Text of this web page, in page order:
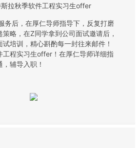
拉秋季软件工程实习生offer
务后，在厚仁导师指导下，反复打磨
略，在Z同学拿到公司面试邀请后，
培训，精心斟酌每一封往来邮件！
工程实习生offer！在厚仁导师详细指
辅导入职！